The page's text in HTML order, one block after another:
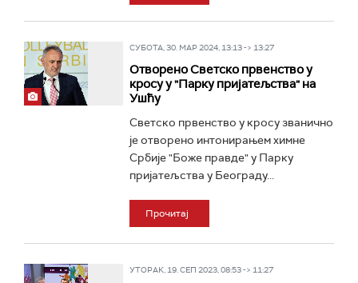
СУБОТА, 30. МАР 2024, 13:13 -> 13:27
Отворено Светско првенство у
кросу у "Парку пријатељства" на
Ушћу
Светско првенство у кросу званично
је отворено интонирањем химне
Србије "Боже правде" у Парку
пријатељства у Београду...
Прочитај
УТОРАК, 19. СЕП 2023, 08:53 -> 11:27